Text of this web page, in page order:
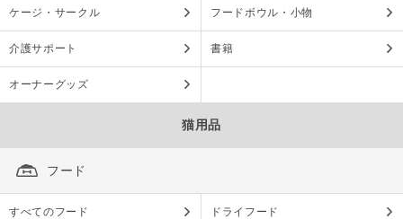
ケージ・サークル フードボウル・小物
介護サポート 書籍
オーナーグッズ
猫用品
フード
すべてのフード ドライフード